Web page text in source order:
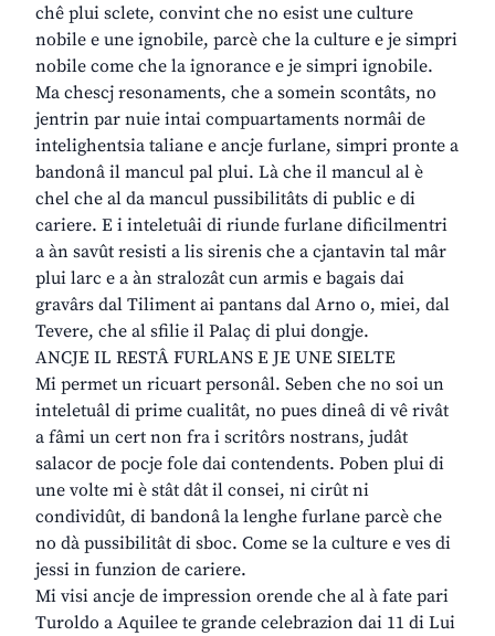
chê plui sclete, convint che no esist une culture
nobile e une ignobile, parcè che la culture e je simpri
nobile come che la ignorance e je simpri ignobile.
Ma chescj resonaments, che a somein scontâts, no
jentrin par nuie intai compuartaments normâi de
intelighentsia taliane e ancje furlane, simpri pronte a
bandonâ il mancul pal plui. Là che il mancul al è
chel che al da mancul pussibilitâts di public e di
cariere. E i inteletuâi di riunde furlane dificilmentri
a àn savût resisti a lis sirenis che a cjantavin tal mâr
plui larc e a àn stralozât cun armis e bagais dai
gravârs dal Tiliment ai pantans dal Arno o, miei, dal
Tevere, che al sfilie il Palaç di plui dongje.
ANCJE IL RESTÂ FURLANS E JE UNE SIELTE
Mi permet un ricuart personâl. Seben che no soi un
inteletuâl di prime cualitât, no pues dineâ di vê rivât
a fâmi un cert non fra i scritôrs nostrans, judât
salacor de pocje fole dai contendents. Poben plui di
une volte mi è stât dât il consei, ni cirût ni
condividût, di bandonâ la lenghe furlane parcè che
no dà pussibilitât di sboc. Come se la culture e ves di
jessi in funzion de cariere.
Mi visi ancje de impression orende che al à fate pari
Turoldo a Aquilee te grande celebrazion dai 11 di Lui